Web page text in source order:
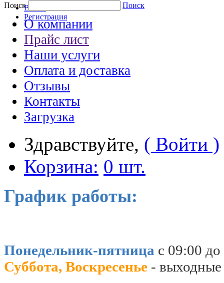
Войти
Регистрация
Поиск Поиск
О компании
Прайс лист
Наши услуги
Оплата и доставка
Отзывы
Контакты
Загрузка
Здравствуйте, ( Войти )
Корзина: 0 шт.
График работы:
Понедельник-пятница с 09:00
Суббота, Воскресенье - выходные